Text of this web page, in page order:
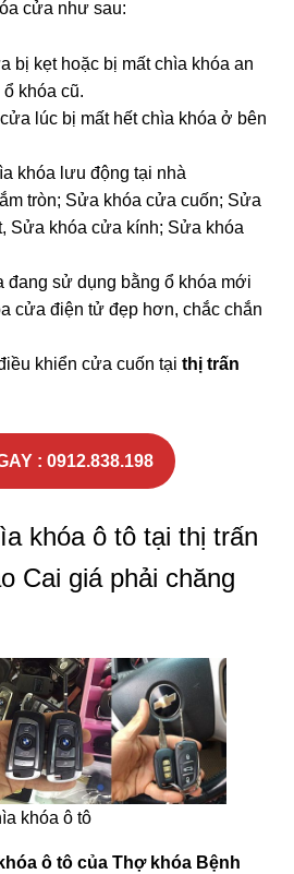
cửa như sau:
bị kẹt hoặc bị mất chìa khóa an
khóa cũ.
lúc bị mất hết chìa khóa ở bên
khóa lưu động tại nhà
tròn; Sửa khóa cửa cuốn; Sửa
Sửa khóa cửa kính; Sửa khóa
đang sử dụng bằng ổ khóa mới
cửa điện tử đẹp hơn, chắc chắn
khiển cửa cuốn tạithị trấn
: 0912.838.198
khóa ô tô tại thị trấn
Cai giá phải chăng
khóa ô tô
ô tô của Thợ khóa Bệnh